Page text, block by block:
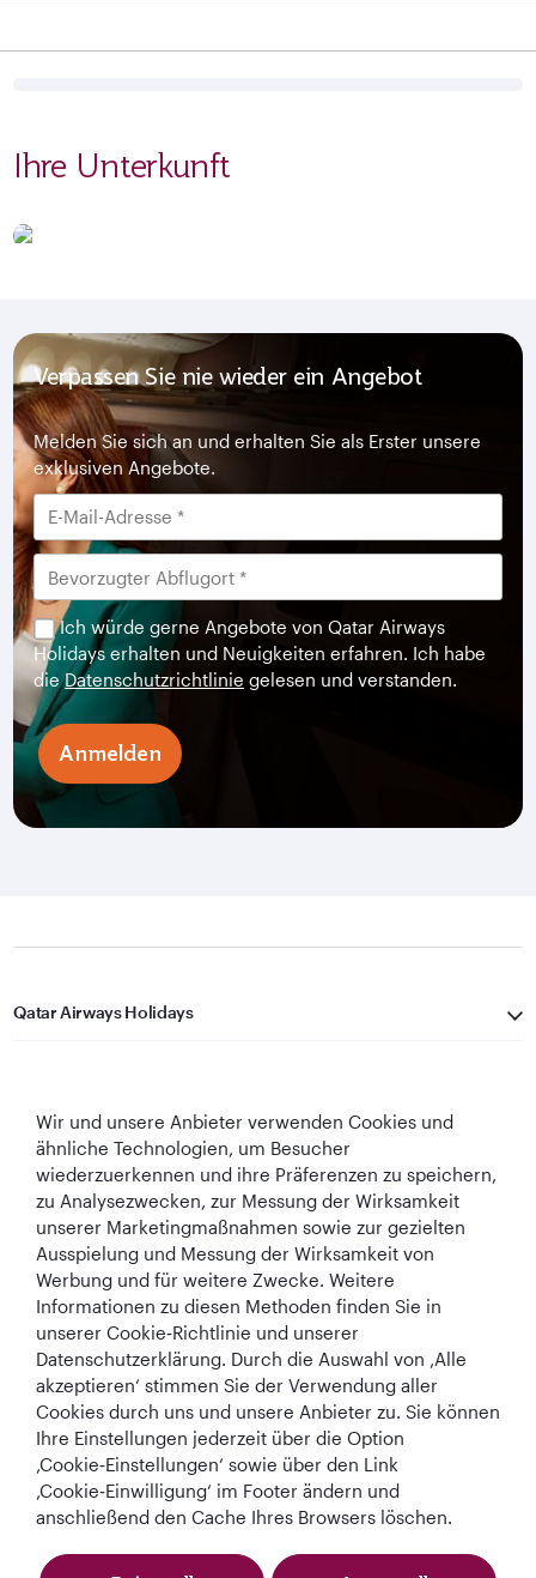
Ihre Unterkunft
Verpassen Sie nie wieder ein Angebot
Melden Sie sich an und erhalten Sie als Erster unsere
exklusiven Angebote.
Ich würde gerne Angebote von Qatar Airways
Holidays erhalten und Neuigkeiten erfahren. Ich habe
dieDatenschutzrichtlinie gelesen und verstanden.
Anmelden
Qatar Airways Holidays
In Verbindung bleiben
Middle East
World's Best
Airline
World's Best
Business Class
Lounge
AGB Cookie-Richtlinie Datenschutzrichtlinie
Wir und unsere Anbieter verwenden Cookies und
ähnliche Technologien, um Besucher
wiederzuerkennen und ihre Präferenzen zu speichern,
zu Analysezwecken, zur Messung der Wirksamkeit
unserer Marketingmaßnahmen sowie zur gezielten
Ausspielung und Messung der Wirksamkeit von
Werbung und für weitere Zwecke. Weitere
Informationen zu diesen Methoden finden Sie in
unserer Cookie‑Richtlinie und unserer
Datenschutzerklärung. Durch die Auswahl von ‚Alle
akzeptieren‘ stimmen Sie der Verwendung aller
Cookies durch uns und unsere Anbieter zu. Sie können
Ihre Einstellungen jederzeit über die Option
‚Cookie‑Einstellungen‘ sowie über den Link
‚Cookie‑Einwilligung‘ im Footer ändern und
anschließend den Cache Ihres Browsers löschen.